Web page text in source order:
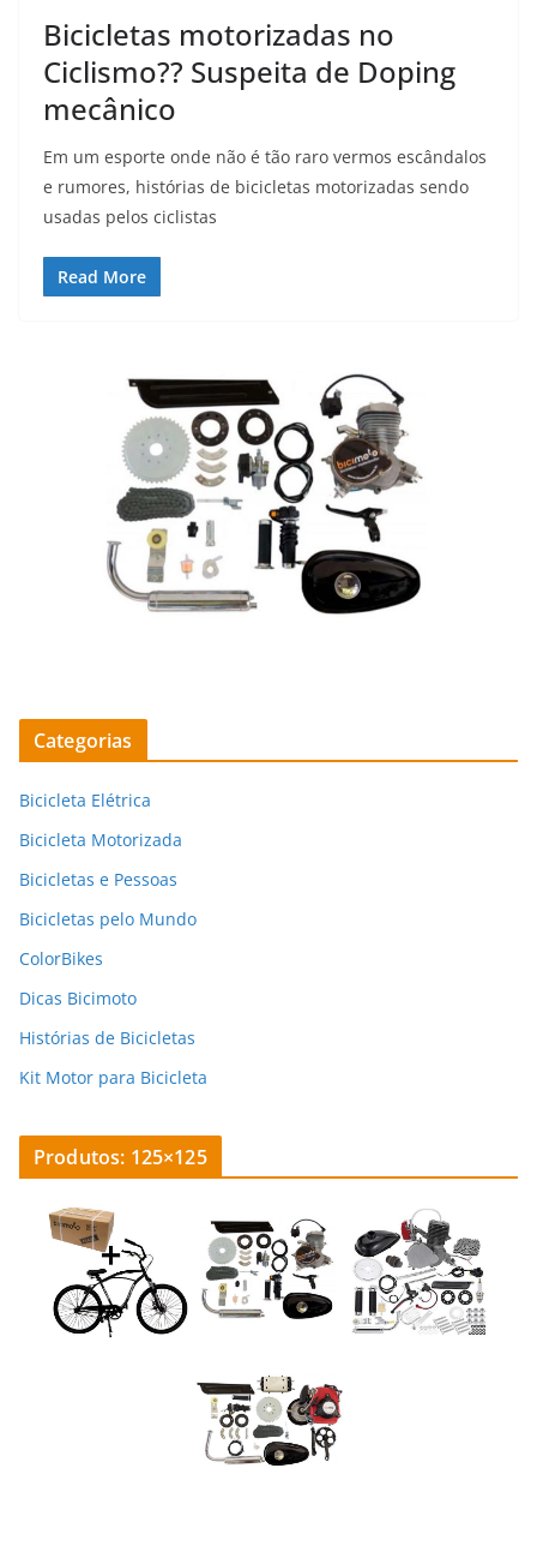
Bicicletas motorizadas no
Ciclismo?? Suspeita de Doping
mecânico
Em um esporte onde não é tão raro vermos escândalos
e rumores, histórias de bicicletas motorizadas sendo
usadas pelos ciclistas
Read More
Categorias
Bicicleta Elétrica
Bicicleta Motorizada
Bicicletas e Pessoas
Bicicletas pelo Mundo
ColorBikes
Dicas Bicimoto
Histórias de Bicicletas
Kit Motor para Bicicleta
Produtos: 125×125